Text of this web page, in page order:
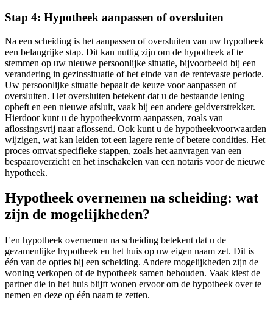
Stap 4: Hypotheek aanpassen of oversluiten
Na een scheiding is het aanpassen of oversluiten van uw hypotheek
een belangrijke stap. Dit kan nuttig zijn om de hypotheek af te
stemmen op uw nieuwe persoonlijke situatie, bijvoorbeeld bij een
verandering in gezinssituatie of het einde van de rentevaste periode.
Uw persoonlijke situatie bepaalt de keuze voor aanpassen of
oversluiten. Het oversluiten betekent dat u de bestaande lening
opheft en een nieuwe afsluit, vaak bij een andere geldverstrekker.
Hierdoor kunt u de hypotheekvorm aanpassen, zoals van
aflossingsvrij naar aflossend. Ook kunt u de hypotheekvoorwaarden
wijzigen, wat kan leiden tot een lagere rente of betere condities. Het
proces omvat specifieke stappen, zoals het aanvragen van een
bespaaroverzicht en het inschakelen van een notaris voor de nieuwe
hypotheek.
Hypotheek overnemen na scheiding: wat
zijn de mogelijkheden?
Een hypotheek overnemen na scheiding betekent dat u de
gezamenlijke hypotheek en het huis op uw eigen naam zet. Dit is
één van de opties bij een scheiding. Andere mogelijkheden zijn de
woning verkopen of de hypotheek samen behouden. Vaak kiest de
partner die in het huis blijft wonen ervoor om de hypotheek over te
nemen en deze op één naam te zetten.